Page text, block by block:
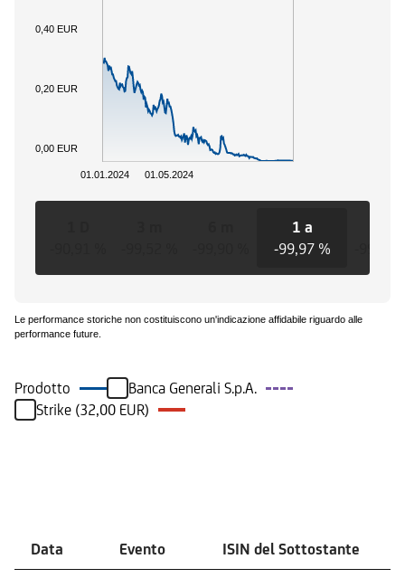
01.01.2024 01.05.2024
0,00 EUR
0,20 EUR
0,40 EUR
1 a
-99,97 %
Le performance storiche non costituiscono un'indicazione affidabile riguardo alle
performance future.
Prodotto
Banca Generali S.p.A.
Strike (32,00 EUR)
Data Evento ISIN del Sottostante